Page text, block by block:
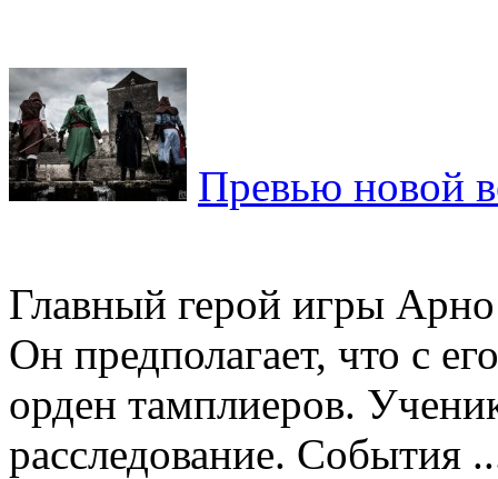
Превью новой
Главный герой игры
Он предполагает, что с
орден тамплиеров.
расследование. События